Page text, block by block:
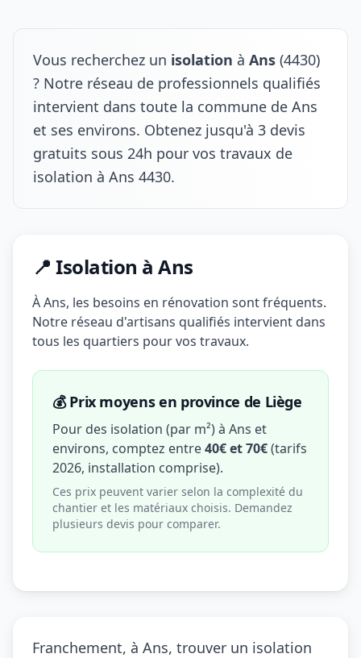
Vous recherchez un isolation à Ans (4430)
? Notre réseau de professionnels qualifiés
intervient dans toute la commune de Ans
et ses environs. Obtenez jusqu'à 3 devis
gratuits sous 24h pour vos travaux de
isolation à Ans 4430.
📍 Isolation à Ans
À Ans, les besoins en rénovation sont fréquents.
Notre réseau d'artisans qualifiés intervient dans
tous les quartiers pour vos travaux.
💰 Prix moyens en province de Liège
Pour des isolation (par m²) à Ans et
environs, comptez entre40€ et 70€(tarifs
2026, installation comprise).
Ces prix peuvent varier selon la complexité du
chantier et les matériaux choisis. Demandez
plusieurs devis pour comparer.
Franchement, à Ans, trouver un isolation